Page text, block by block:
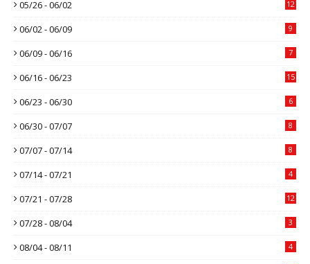
05/26 - 06/02 12
06/02 - 06/09 9
06/09 - 06/16 7
06/16 - 06/23 15
06/23 - 06/30 6
06/30 - 07/07 8
07/07 - 07/14 8
07/14 - 07/21 4
07/21 - 07/28 12
07/28 - 08/04 3
08/04 - 08/11 4